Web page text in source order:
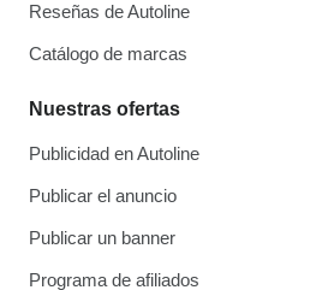
Reseñas de Autoline
Catálogo de marcas
Nuestras ofertas
Publicidad en Autoline
Publicar el anuncio
Publicar un banner
Programa de afiliados